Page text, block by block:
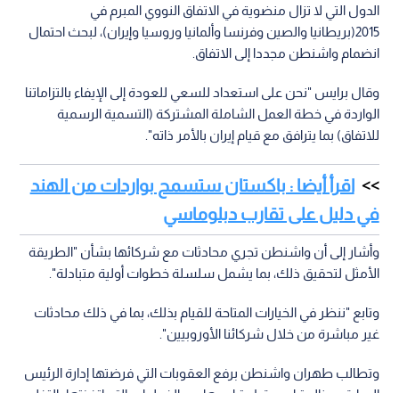
الدول التي لا تزال منضوية في الاتفاق النووي المبرم في
2015(بريطانيا والصين وفرنسا وألمانيا وروسيا وإيران)، لبحث احتمال
انضمام واشنطن مجددا إلى الاتفاق.
وقال برايس "نحن على استعداد للسعي للعودة إلى الإيفاء بالتزاماتنا
الواردة في خطة العمل الشاملة المشتركة (التسمية الرسمية
للاتفاق) بما يترافق مع قيام إيران بالأمر ذاته".
اقرأ أيضا : باكستان ستسمح بواردات من الهند
في دليل على تقارب دبلوماسي
وأشار إلى أن واشنطن تجري محادثات مع شركائها بشأن "الطريقة
الأمثل لتحقيق ذلك، بما يشمل سلسلة خطوات أولية متبادلة".
وتابع "ننظر في الخيارات المتاحة للقيام بذلك، بما في ذلك محادثات
غير مباشرة من خلال شركائنا الأوروبيين".
وتطالب طهران واشنطن برفع العقوبات التي فرضتها إدارة الرئيس